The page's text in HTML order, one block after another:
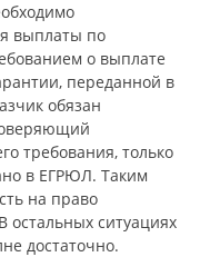
выплаты по
о выплате
переданной в
обязан
требования, только
в ЕГРЮЛ. Таким
на право
остальных ситуациях
достаточно.